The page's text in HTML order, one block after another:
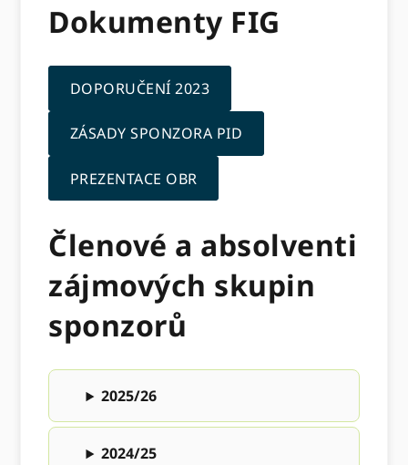
Dokumenty FIG
DOPORUČENÍ 2023
ZÁSADY SPONZORA PID
PREZENTACE OBR
Členové a absolventi
zájmových skupin
sponzorů
2025/26
2024/25